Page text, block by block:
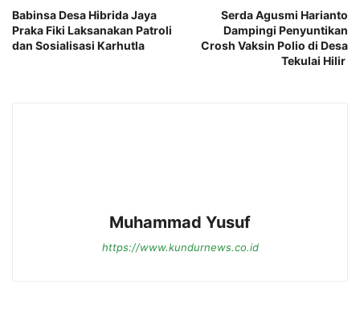
Babinsa Desa Hibrida Jaya
Praka Fiki Laksanakan Patroli
dan Sosialisasi Karhutla
Serda Agusmi Harianto
Dampingi Penyuntikan
Crosh Vaksin Polio di Desa
Tekulai Hilir
Muhammad Yusuf
https://www.kundurnews.co.id